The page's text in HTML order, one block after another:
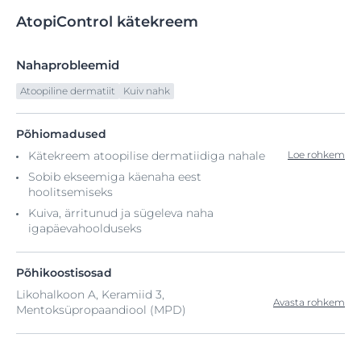
AtopiControl kätekreem
Nahaprobleemid
Atoopiline dermatiit Kuiv nahk
Põhiomadused
Kätekreem atoopilise dermatiidiga nahale
Sobib ekseemiga käenaha eest
hoolitsemiseks
Kuiva, ärritunud ja sügeleva naha
igapäevahoolduseks
Loe rohkem
Põhikoostisosad
Likohalkoon A, Keramiid 3,
Mentoksüpropaandiool (MPD)
Avasta rohkem